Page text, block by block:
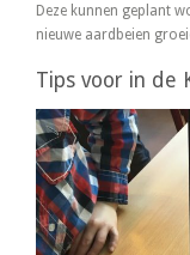
Deze kunnen geplant
nieuwe aardbeien
Tips voor in de